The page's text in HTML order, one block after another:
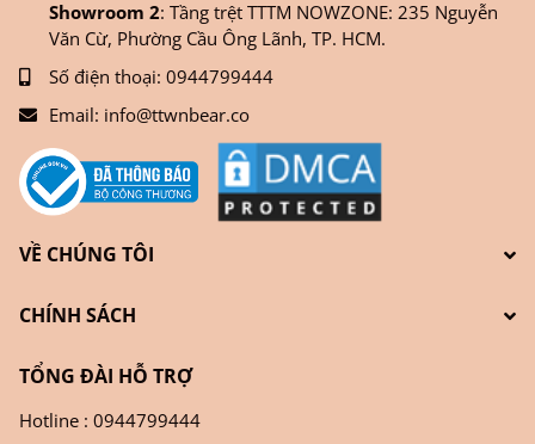
Showroom 2: Tầng trệt TTTM NOWZONE: 235 Nguyễn
Văn Cừ, Phường Cầu Ông Lãnh, TP. HCM.
Số điện thoại: 0944799444
Email: info@ttwnbear.co
VỀ CHÚNG TÔI
CHÍNH SÁCH
TỔNG ĐÀI HỖ TRỢ
Hotline : 0944799444